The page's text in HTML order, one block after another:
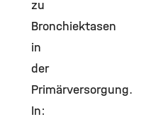
zu
Bronchiektasen
in
der
Primärversorgung.
In: